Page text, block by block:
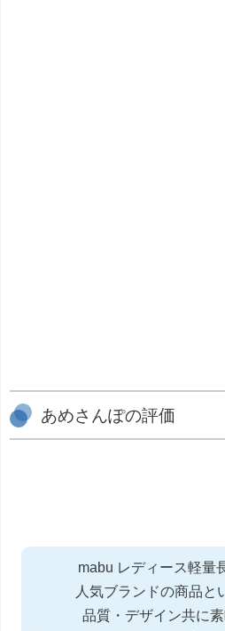
あめさんぽの評価
mabu レディース軽量
人気ブランドの商品と
品質・デザイン共に素